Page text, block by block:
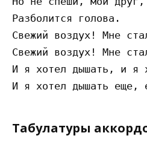
Разболится голова.
Свежий воздух! Мне
Свежий воздух! Мне
И я хотел дышать, и я
Табулатуры